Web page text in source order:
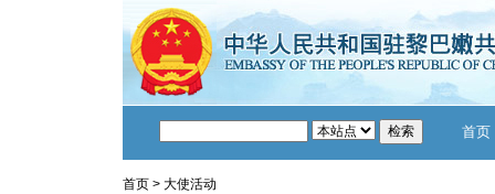
首页
首页 > 大使活动